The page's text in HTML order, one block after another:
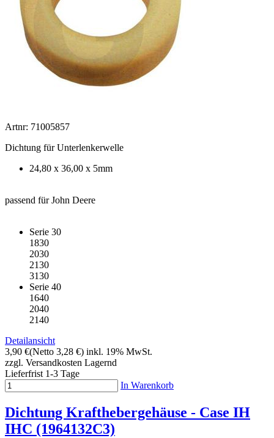
Artnr: 71005857
Dichtung für Unterlenkerwelle
24,80 x 36,00 x 5mm
passend für John Deere
Serie 30
1830
2030
2130
3130
Serie 40
1640
2040
2140
Detailansicht
3,90 €(Netto 3,28 €) inkl. 19% MwSt.
zzgl. Versandkosten Lagernd
Lieferfrist 1-3 Tage
In Warenkorb
Dichtung Krafthebergehäuse - Case IH
IHC (1964132C3)